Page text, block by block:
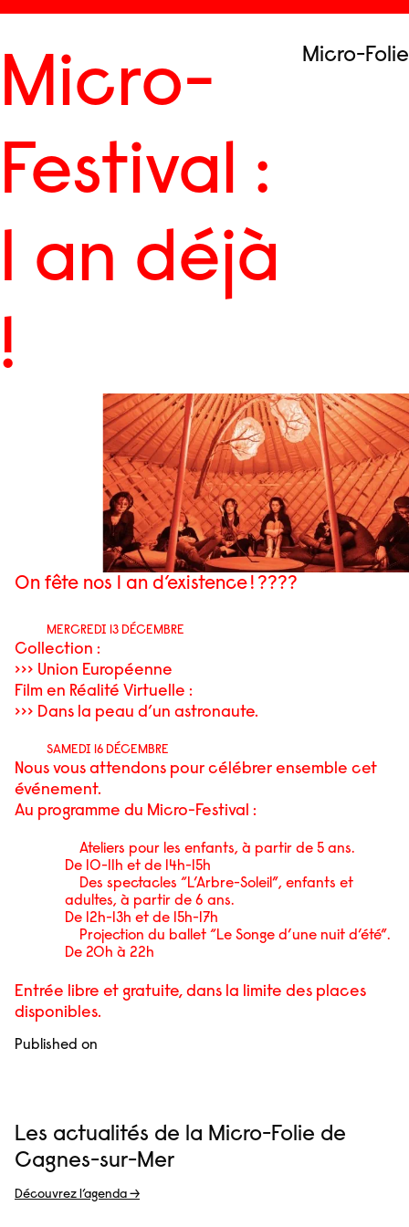
content
Micro-
Festival :
1 an déjà
!
Micro-Folie
Published on
On fête nos 1 an d’existence ! ????
MERCREDI 13 DÉCEMBRE
Collection :
>>> Union Européenne
Film en Réalité Virtuelle :
>>> Dans la peau d’un astronaute.
SAMEDI 16 DÉCEMBRE
Nous vous attendons pour célébrer ensemble cet
événement.
Au programme du Micro-Festival :
Ateliers pour les enfants, à partir de 5 ans.
De 10-11h et de 14h-15h
Des spectacles “L’Arbre-Soleil”, enfants et
adultes, à partir de 6 ans.
De 12h-13h et de 15h-17h
Projection du ballet “Le Songe d’une nuit d’été”.
De 20h à 22h
Entrée libre et gratuite, dans la limite des places
disponibles.
Les actualités de la Micro-Folie de
Cagnes-sur-Mer
Découvrez l’agenda →